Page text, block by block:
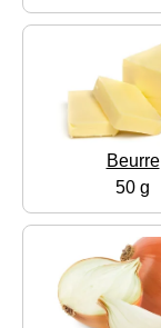
Beurre
50 g